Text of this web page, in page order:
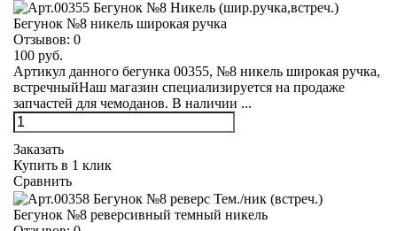
Бегунок №8 никель широкая ручка
Отзывов: 0
100 руб.
Артикул данного бегунка 00355, №8 никель широкая ручка,
встречныйНаш магазин специализируется на продаже
запчастей для чемоданов. В наличии ...
Заказать
Купить в 1 клик
Сравнить
Бегунок №8 реверсивный темный никель